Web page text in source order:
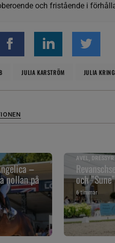
och fristående i
JULIA KARSTRÖM JULIA
–
nollan på
AVEL, DRESSYR
och
6 timmar